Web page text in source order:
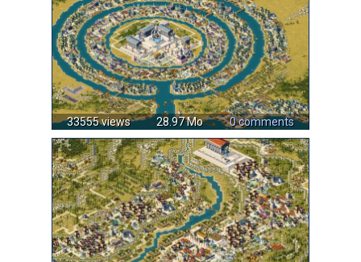
33555 views 28.97 Mo 0 comments